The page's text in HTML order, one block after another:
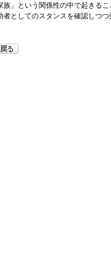
族」という関係性の中で起きる
者としてのスタンスを確認しつつ